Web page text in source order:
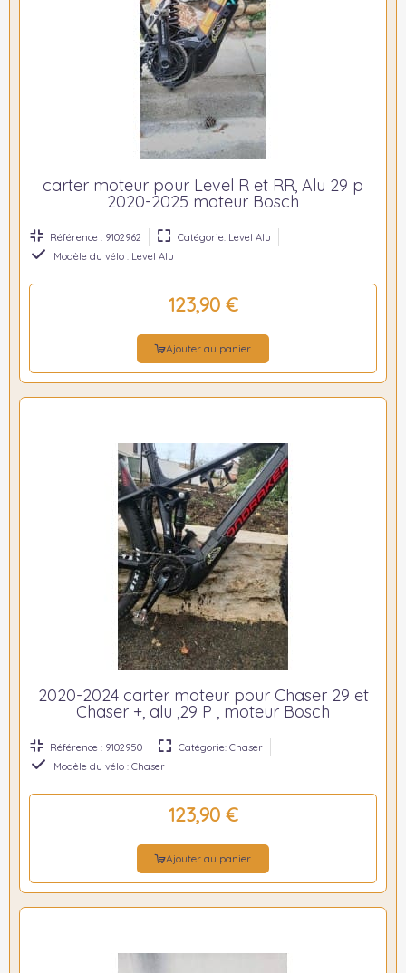
carter moteur pour Level R et RR, Alu 29 p
2020-2025 moteur Bosch
Référence : 9102962
Catégorie: Level Alu
Modèle du vélo : Level Alu
123,90 €
Ajouter au panier
2020-2024 carter moteur pour Chaser 29 et
Chaser +, alu ,29 P , moteur Bosch
Référence : 9102950
Catégorie: Chaser
Modèle du vélo : Chaser
123,90 €
Ajouter au panier